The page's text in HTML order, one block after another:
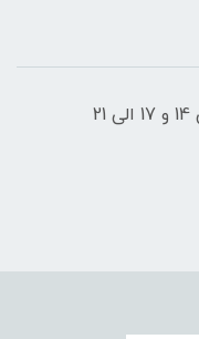
شنبه تا پنج شنبه از ساعت 9 صبح الی 14 و 17 الی 21